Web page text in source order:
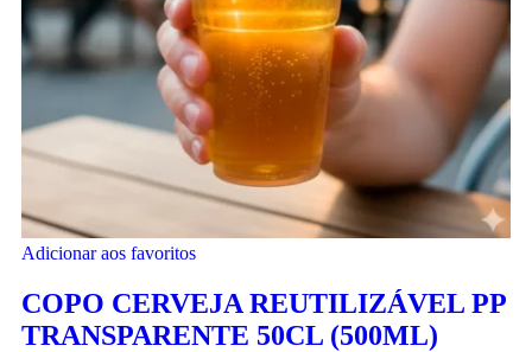
Adicionar aos favoritos
COPO CERVEJA REUTILIZÁVEL PP
TRANSPARENTE 50CL (500ML)